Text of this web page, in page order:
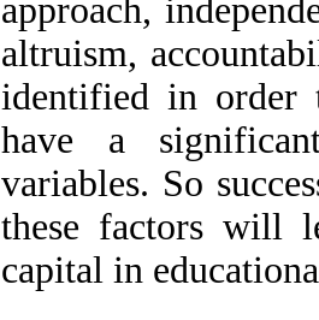
approach,
altruism,
identified in order
have a
variables. So
these factors will
capital in